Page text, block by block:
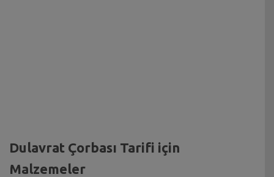
Dulavrat Çorbası Tarifi için
Malzemeler